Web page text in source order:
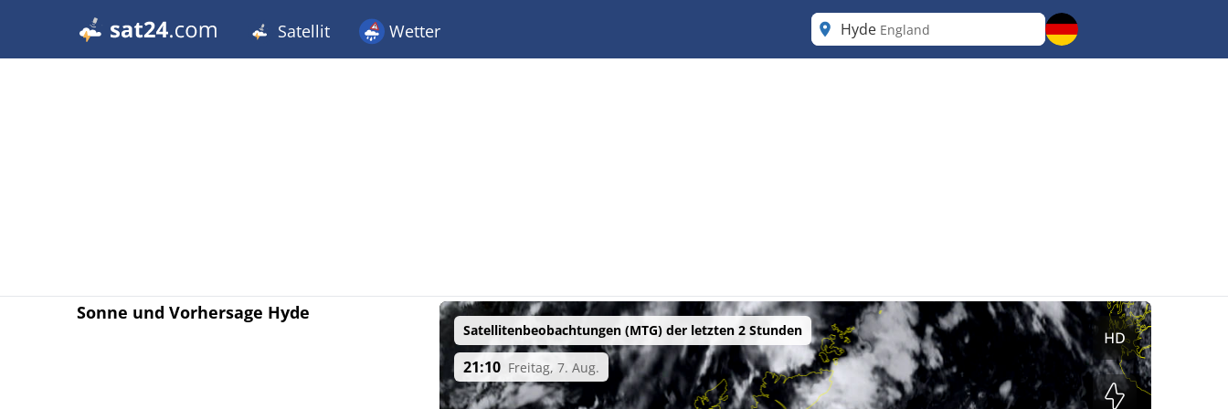
Satellit Wetter Hyde England
Sonne und Vorhersage Hyde
Satellitenbeobachtungen (MTG) der letzten 2 Stunden
21:10 Freitag, 7. Aug.